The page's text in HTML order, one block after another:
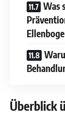
Was
Überblick